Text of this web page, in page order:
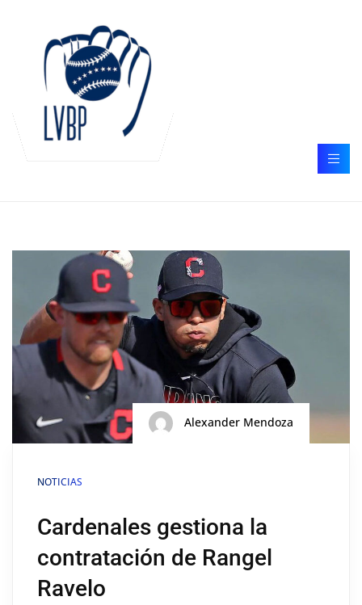
Alexander Mendoza
NOTICIAS
Cardenales gestiona la
contratación de Rangel
Ravelo